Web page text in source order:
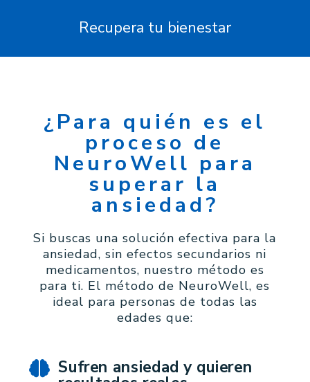
Recupera tu bienestar
¿Para quién es el
proceso de
NeuroWell para
superar la
ansiedad?
Si buscas una solución efectiva para la
ansiedad, sin efectos secundarios ni
medicamentos, nuestro método es
para ti. El método de NeuroWell, es
ideal para personas de todas las
edades que:
 Sufren ansiedad y quieren